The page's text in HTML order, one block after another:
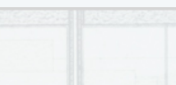
odcepitev.
samo vojske ampak tudi civiliste)